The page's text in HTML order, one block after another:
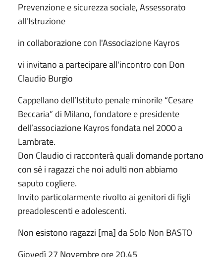
Prevenzione e sicurezza sociale, Assessorato
all'Istruzione
in collaborazione con l'Associazione Kayros
vi invitano a partecipare all'incontro con Don
Claudio Burgio
Cappellano dell’Istituto penale minorile “Cesare
Beccaria” di Milano, fondatore e presidente
dell’associazione Kayros fondata nel 2000 a
Lambrate.
Don Claudio ci racconterà quali domande portano
con sé i ragazzi che noi adulti non abbiamo
saputo cogliere.
Invito particolarmente rivolto ai genitori di figli
preadolescenti e adolescenti.
Non esistono ragazzi [ma] da Solo Non BASTO
Giovedì 27 Novembre ore 20.45